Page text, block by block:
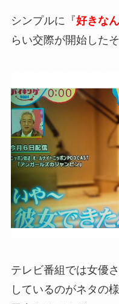
シンプルに『好きな
らい交際が開始したそ
テレビ番組では女優
しているのがネタの